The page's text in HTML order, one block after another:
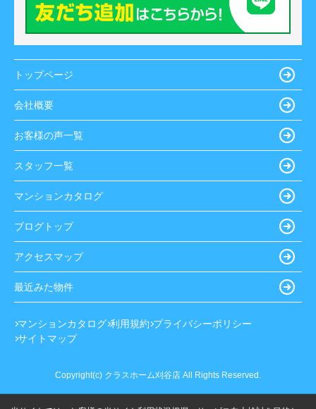
トップページ
会社概要
お客様の声一覧
スタッフ一覧
マンションカタログ
ブログトップ
アクセスマップ
最近みた物件
マンションカタログ 利用規約 プライバシーポリシー
サイトマップ
Copyright(c) クラスホーム刈谷店 All Rights Reserved.